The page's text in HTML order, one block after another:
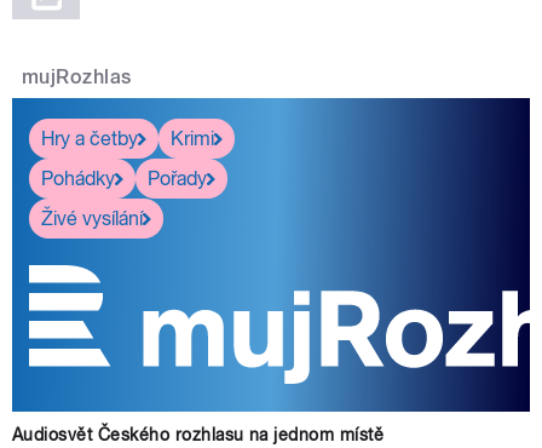
mujRozhlas
Hry a četby
Krimi
Pohádky
Pořady
Živé vysílání
Audiosvět Českého rozhlasu na jednom místě